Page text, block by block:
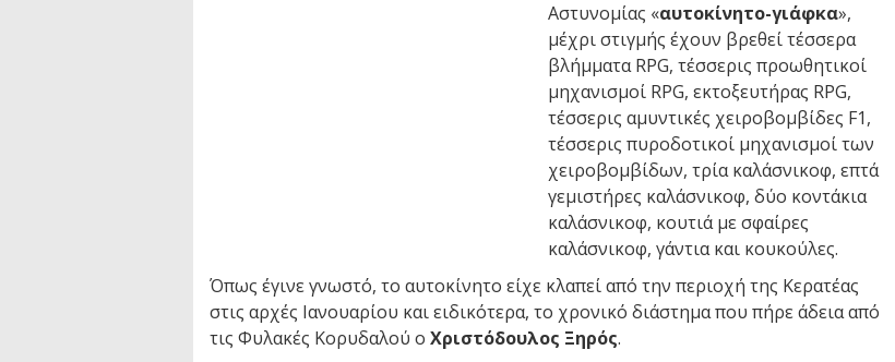
Αστυνομίας «αυτοκίνητο-γιάφκα»,
μέχρι στιγμής έχουν βρεθεί τέσσερα
βλήμματα RPG, τέσσερις προωθητικοί
μηχανισμοί RPG, εκτοξευτήρας RPG,
τέσσερις αμυντικές χειροβομβίδες F1,
τέσσερις πυροδοτικοί μηχανισμοί των
χειροβομβίδων, τρία καλάσνικοφ, επτά
γεμιστήρες καλάσνικοφ, δύο κοντάκια
καλάσνικοφ, κουτιά με σφαίρες
καλάσνικοφ, γάντια και κουκούλες.
Όπως έγινε γνωστό, το αυτοκίνητο είχε κλαπεί από την περιοχή της Κερατέας
στις αρχές Ιανουαρίου και ειδικότερα, το χρονικό διάστημα που πήρε άδεια από
τις Φυλακές Κορυδαλού ο Χριστόδουλος Ξηρός.